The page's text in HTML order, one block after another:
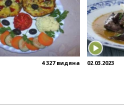
4 327 видяна 02.03.2023